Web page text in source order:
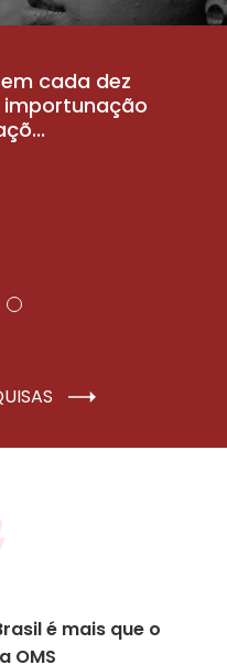
cada dez
importunação
é mais que o
OMS